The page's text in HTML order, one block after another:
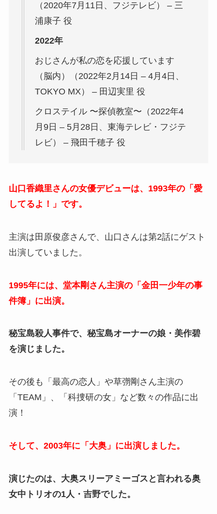
（2020年7月11日、フジテレビ） – 三
浦康子 役
2022年
おじさんが私の恋を応援しています
（脳内）（2022年2月14日 – 4月4日、
TOKYO MX） – 田辺実里 役
クロステイル 〜探偵教室〜（2022年4
月9日 – 5月28日、東海テレビ・フジテ
レビ） – 飛田千穂子 役
山口香織里さんの女優デビューは、1993年の「愛
してるよ！」です。
主演は田原俊彦さんで、山口さんは第2話にゲスト
出演していました。
1995年には、堂本剛さん主演の「金田一少年の事
件簿」に出演。
秘宝島殺人事件で、秘宝島オーナーの娘・美作碧
を演じました。
その後も「最高の恋人」や草彅剛さん主演の
「TEAM」、「科捜研の女」など数々の作品に出
演！
そして、2003年に「大奥」に出演しました。
演じたのは、大奥スリーアミーゴスと言われる奥
女中トリオの1人・吉野でした。